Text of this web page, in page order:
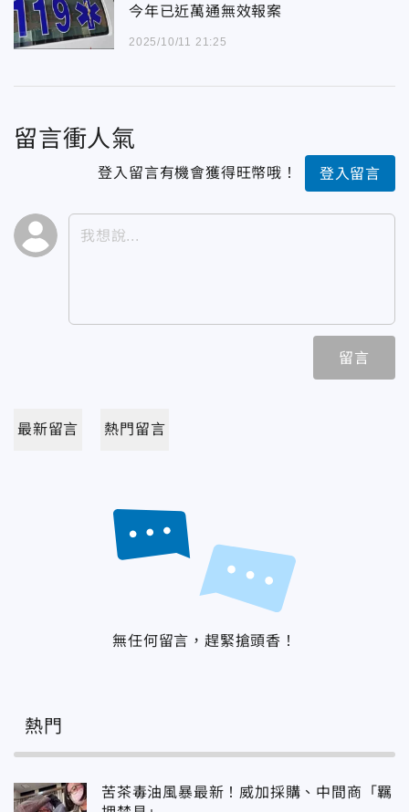
今年已近萬通無效報案
2025/10/11 21:25
留言衝人氣
登入留言有機會獲得旺幣哦！ 登入留言
留言
最新留言 熱門留言
無任何留言，趕緊搶頭香！
熱門
苦茶毒油風暴最新！威加採購、中間商「羈